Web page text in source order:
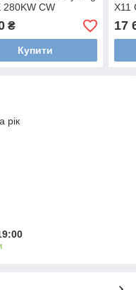
280KW CW
₴
Купити
X11
17
рік